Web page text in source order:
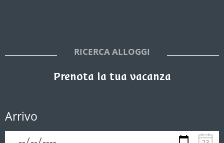
RICERCA ALLOGGI
Prenota la tua vacanza
Arrivo